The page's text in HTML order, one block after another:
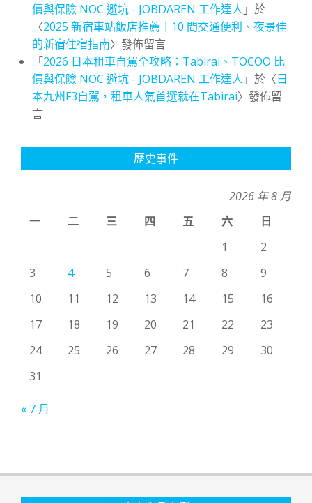
價與保險 NOC 避坑 - JOBDAREN 工作達人 」於
〈2025 新宿車站飯店推薦｜10 間交通便利、夜景佳
的新宿住宿指南〉發佈留言
「2026 日本租車自駕全攻略：Tabirai、TOCOO 比
價與保險 NOC 避坑 - JOBDAREN 工作達人 」於〈日
本九州F3自駕，租車人氣首選就在Tabirai〉發佈留
言
歷史事件
2026 年 8 月
一
二 三 四 五 六
日
1
2
3
4 5 6 7 8
9
10
11 12 13 14 15
16
17
18 19 20 21 22
23
24
25 26 27 28 29
30
31
« 7 月